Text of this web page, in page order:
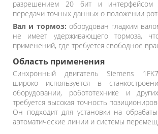
разрешением 20 бит и интерфейсом
передачи точных данных о положении
Вал и тормоз: оборудован гладким
не имеет удерживающего тормоза,
применений, где требуется свободное
Область применения
Синхронный двигатель Siemens
широко используется в
оборудовании, робототехнике и
требуется высокая точность
Он подходит для установки на
автоматические линии и системы